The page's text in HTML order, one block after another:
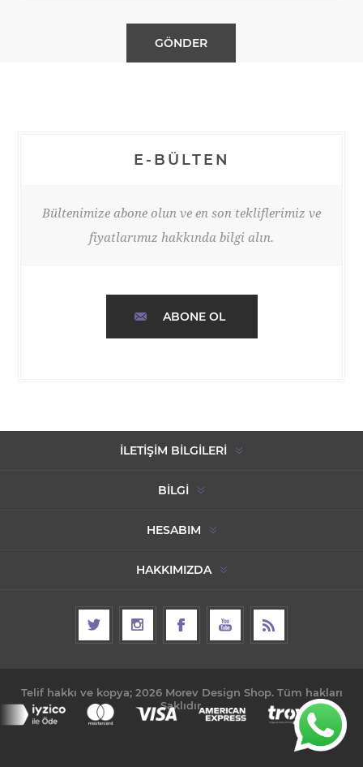
E-BÜLTEN
Bültenimize abone olun ve en son tekliflerimiz ve
fiyatlarımız hakkında bilgi alın.
ABONE OL
İLETIŞIM BILGILERI
BILGI
HESABIM
HAKKIMIZDA
Telif hakkı ve kopya; 2026 Morev Design Shop. Tüm hakları
Saklıdır.